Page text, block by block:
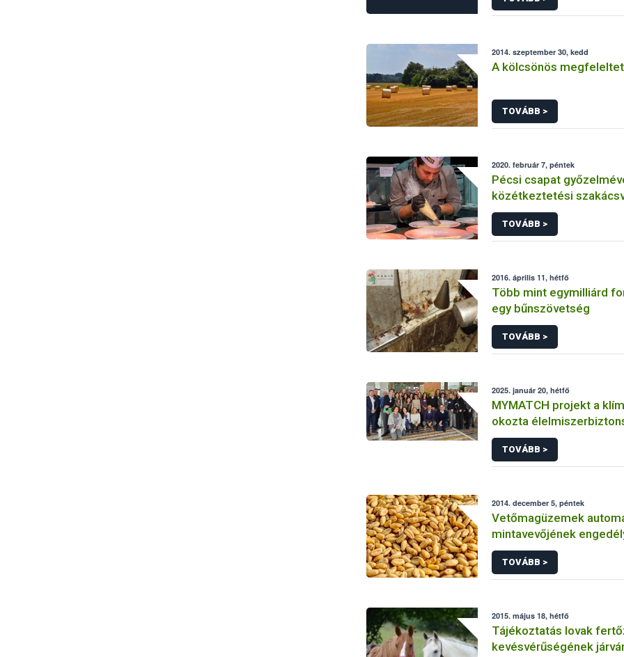
közhatalmi eljárásaihoz
2014. szeptember 30, kedd
A kölcsönös
TOVÁBB >
2020. február 7, péntek
Pécsi csapat
közétkeztetési
döntője
TOVÁBB >
2016. április 11, hétfő
Több mint egymilliárd
egy bűnszövetség
TOVÁBB >
2025. január 20, hétfő
MYMATCH projekt a
okozta
kihívások megoldásáért
TOVÁBB >
2014. december 5, péntek
Vetőmagüzemek
mintavevőjének
TOVÁBB >
2015. május 18, hétfő
Tájékoztatás lovak
kevésvérűségének